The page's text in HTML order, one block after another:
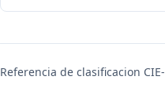
Referencia de clasificacion